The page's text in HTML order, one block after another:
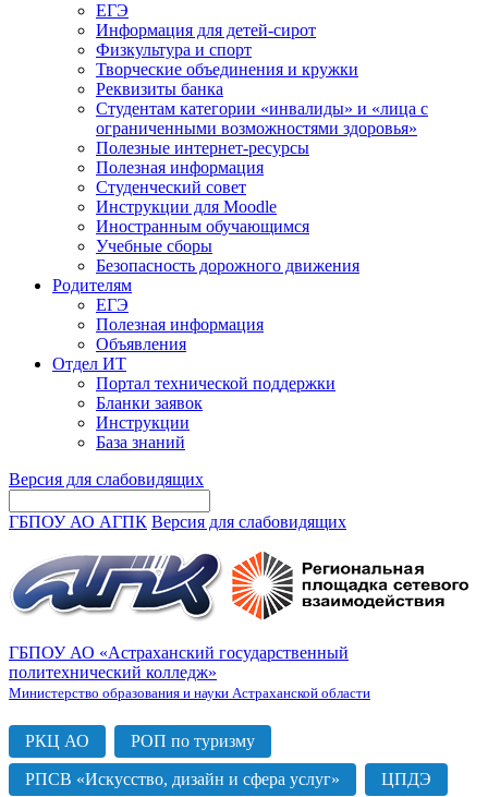
ЕГЭ
Информация для детей-сирот
Физкультура и спорт
Творческие объединения и кружки
Реквизиты банка
Студентам категории «инвалиды» и «лица с
ограниченными возможностями здоровья»
Полезные интернет-ресурсы
Полезная информация
Студенческий совет
Инструкции для Moodle
Иностранным обучающимся
Учебные сборы
Безопасность дорожного движения
Родителям
ЕГЭ
Полезная информация
Объявления
Отдел ИТ
Портал технической поддержки
Бланки заявок
Инструкции
База знаний
Версия для слабовидящих
ГБПОУ АО АГПК Версия для слабовидящих
ГБПОУ АО «Астраханский государственный
политехнический колледж»
Министерство образования и науки Астраханской области
РКЦ АО РОП по туризму
РПСВ «Искусство, дизайн и сфера услуг» ЦПДЭ